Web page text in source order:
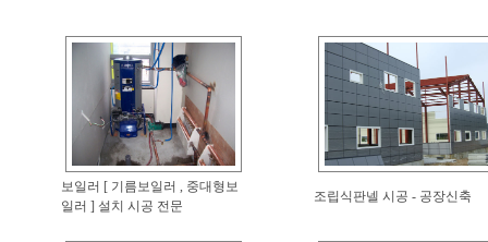
보일러 [ 기름보일러 , 중대형보
일러 ] 설치 시공 전문
조립식판넬 시공 - 공장신축